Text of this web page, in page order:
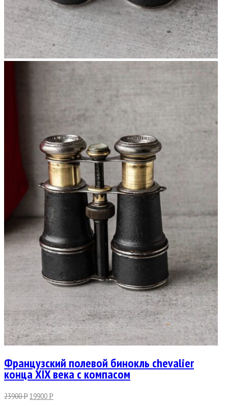
Французский полевой бинокль chevalier
конца XIX века с компасом
23900Р19900Р